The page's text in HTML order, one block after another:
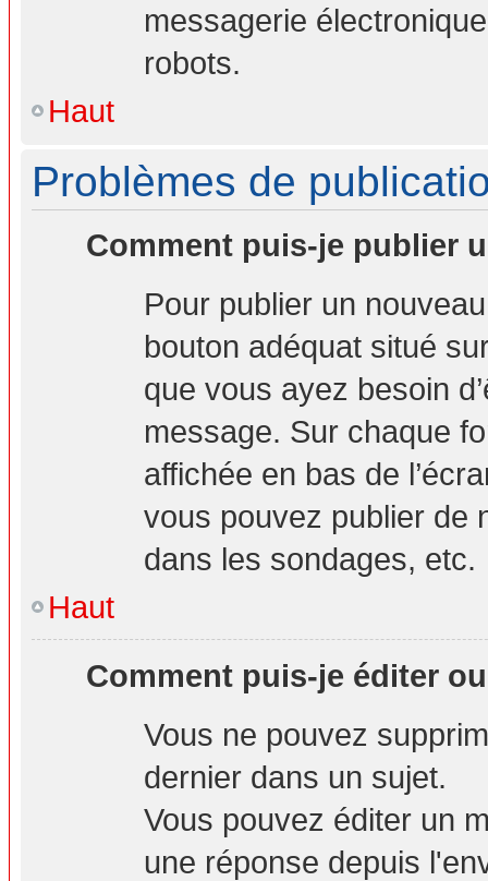
messagerie
robots.
Haut
Problèmes de
Comment puis-je publier
Pour publier un
bouton adéquat situé
que vous ayez besoin
message. Sur chaque
affichée en bas de
vous pouvez publier de
dans les sondages, etc.
Haut
Comment puis-je éditer
Vous ne pouvez
dernier dans un sujet.
Vous pouvez éditer un
une réponse depuis